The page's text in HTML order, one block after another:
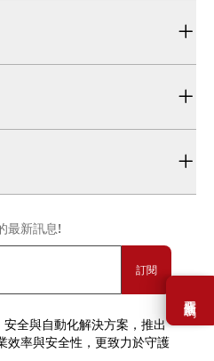
需要幫助嗎？
最新訊息!
訂閱
全與自動化解決方案，推出
效率與安全性，更致力於守護